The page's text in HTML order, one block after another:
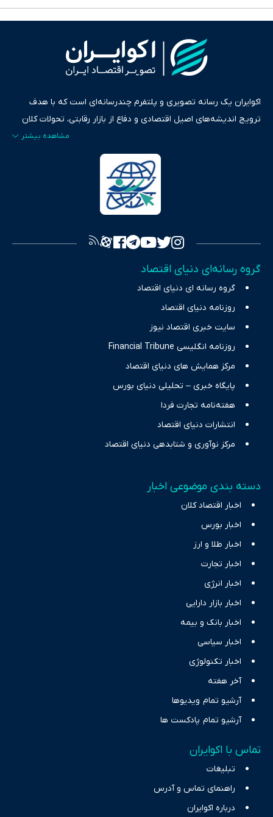
اکوایران یک رسانه تصویری و پلتفرم چندرسانه‌ای است که با هدف
ترویج اندیشه‌های اصیل اقتصادی و دفاع از بازار رقابتی، تحولات کلان
ایران و جهان را در قالب‌های ویدیو، پادکست، متن و گزارش‌های تحلیلی
پایش می‌کند. این رسانه به عنوان منبعی دقیق و قابل اعتماد، فراتر از
اطلاع‌رسانی صرف، به تبیین سیاست‌ها و کارکردهای بازارهای مالی،
سرمایه‌گذاری، تجارت و حوزه‌های نوظهور می‌پردازد. اکوایران با پایبندی
به اصول «انصاف، امانت و صداقت»، بستری برای انعکاس آراء متنوع
تصویری شفاف از واقعیت‌های اقتصادی ارائه دهد. ما در اکوایران با
چالش‌های فقر و بیکاری را جست‌وجو کرده و در کنار تحلیل آمارها،
نیازهای خبری مخاطبان در حوزه‌های اثرگذار بر اقتصاد را با رویکردی
حرفه‌ای و روزآمد پوشش می‌دهیم.
گروه رسانه‌ای دنیای اقتصاد
گروه رسانه ای دنیای اقتصاد
روزنامه دنیای اقتصاد
سایت خبری اقتصاد نیوز
روزنامه انگلیسی Financial Tribune
مرکز همایش های دنیای اقتصاد
پایگاه خبری – تحلیلی دنیای بورس
هفته‌نامه تجارت فردا
انتشارات دنیای اقتصاد
مرکز نوآوری و شتابدهی دنیای اقتصاد
دسته بندی موضوعی اخبار
اخبار اقتصاد کلان
اخبار بورس
اخبار طلا و ارز
اخبار تجارت
اخبار انرژی
اخبار بازار دارایی
اخبار بانک و بیمه
اخبار سیاسی
اخبار تکنولوژی
آخر هفته
آرشیو تمام ویدیوها
آرشیو تمام پادکست ها
تماس با اکوایران
تبلیغات
راهنمای تماس و آدرس
درباره اکوایران